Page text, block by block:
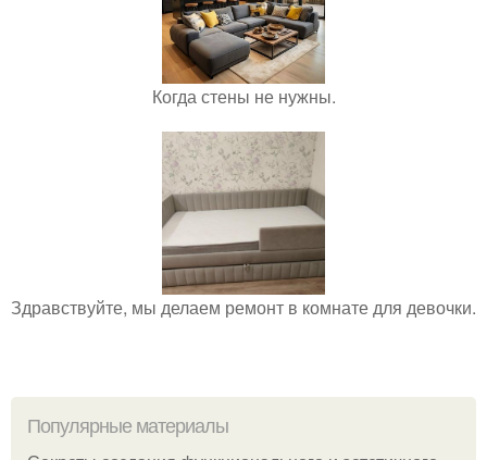
Когда стены не нужны.
Здравствуйте, мы делаем ремонт в комнате для девочки.
Популярные материалы